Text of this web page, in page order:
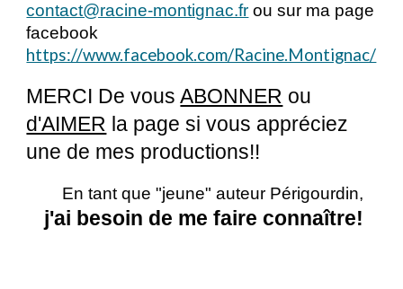
contact@racine-montignac.fr ou sur ma page
facebook
https://www.facebook.com/Racine.Montignac/
MERCI De vousABONNER ou
d'AIMER la page si vous appréciez
une de mes productions!!
En tant que "jeune" auteur Périgourdin,
j'ai besoin de me faire connaître!